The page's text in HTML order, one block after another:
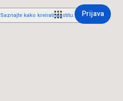
Prijava
Saznajte kako kreirati vlastitu.